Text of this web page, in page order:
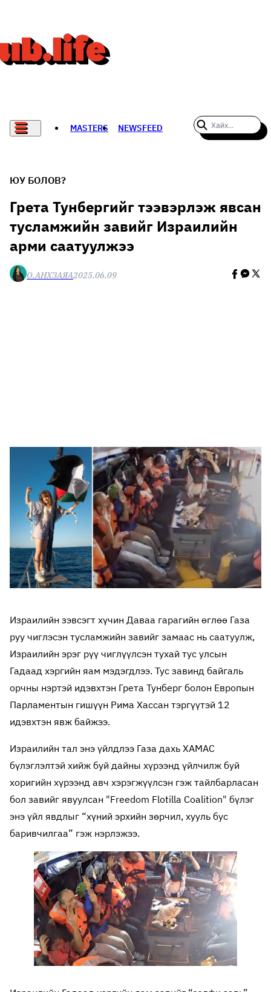
MASTERS NEWSFEED
THE NEW YORK TIMES
НАДАД НЭГ САНАЛ БАЙНА
ЮУ БОЛОВ?
Грета Тунбергийг тээвэрлэж явсан
тусламжийн завийг Израилийн
арми саатуулжээ
О.АНХЗАЯА2025.06.09
Израилийн зэвсэгт хүчин Даваа гарагийн өглөө Газа
руу чиглэсэн тусламжийн завийг замаас нь саатуулж,
Израилийн эрэг рүү чиглүүлсэн тухай тус улсын
Гадаад хэргийн яам мэдэгдлээ. Тус завинд байгаль
орчны нэртэй идэвхтэн Грета Тунберг болон Европын
Парламентын гишүүн Рима Хассан тэргүүтэй 12
идэвхтэн явж байжээ.
Израилийн тал энэ үйлдлээ Газа дахь ХАМАС
бүлэглэлтэй хийж буй дайны хүрээнд үйлчилж буй
хоригийн хүрээнд авч хэрэгжүүлсэн гэж тайлбарласан
бол завийг явуулсан "Freedom Flotilla Coalition" бүлэг
энэ үйл явдлыг “хүний эрхийн зөрчил, хууль бус
баривчилгаа” гэж нэрлэжээ.